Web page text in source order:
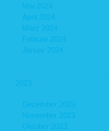
Mai 2024
April 2024
März 2024
Februar 2024
Januar 2024
2023
Dezember 2023
November 2023
Oktober 2023